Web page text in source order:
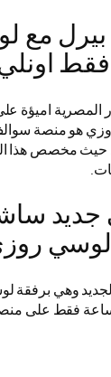
مع
اونلي
اميؤة
هو منصة سوالف
حيث مخصص هذا
لوسي
وهي برفقة
خلال 24 ساعة فقط